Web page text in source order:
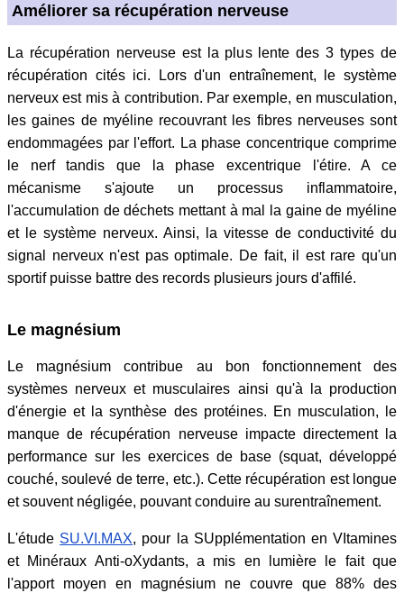
Améliorer sa récupération nerveuse
La récupération nerveuse est la plus lente des 3 types de
récupération cités ici. Lors d'un entraînement, le système
nerveux est mis à contribution. Par exemple, en musculation,
les gaines de myéline recouvrant les fibres nerveuses sont
endommagées par l'effort. La phase concentrique comprime
le nerf tandis que la phase excentrique l'étire. A ce
mécanisme s'ajoute un processus inflammatoire,
l'accumulation de déchets mettant à mal la gaine de myéline
et le système nerveux. Ainsi, la vitesse de conductivité du
signal nerveux n'est pas optimale. De fait, il est rare qu'un
sportif puisse battre des records plusieurs jours d'affilé.
Le magnésium
Le magnésium contribue au bon fonctionnement des
systèmes nerveux et musculaires ainsi qu'à la production
d'énergie et la synthèse des protéines. En musculation, le
manque de récupération nerveuse impacte directement la
performance sur les exercices de base (squat, développé
couché, soulevé de terre, etc.). Cette récupération est longue
et souvent négligée, pouvant conduire au surentraînement.
L'étude SU.VI.MAX, pour la SUpplémentation en VItamines
et Minéraux Anti-oXydants, a mis en lumière le fait que
l'apport moyen en magnésium ne couvre que 88% des